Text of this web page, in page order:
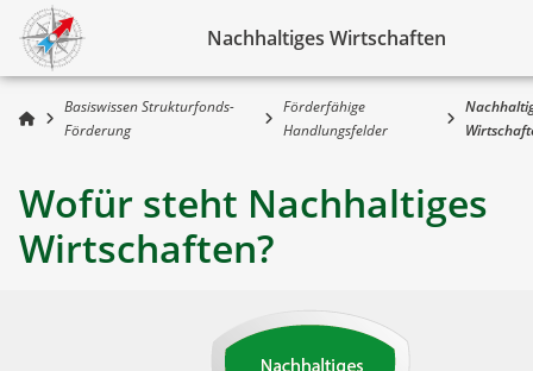
Nachhaltiges Wirtschaften
Basiswissen Strukturfonds-
Förderung
Förderfähige
Handlungsfelder
Wofür steht Nachhaltiges
Wirtschaften?